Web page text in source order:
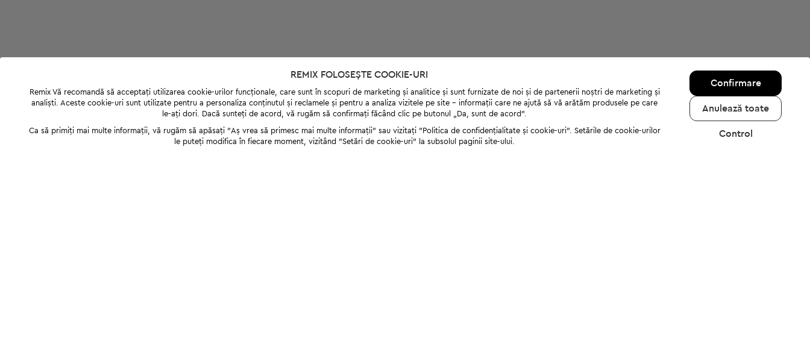
REMIX FOLOSEȘTE COOKIE-URI
Remix Vă recomandă să acceptați utilizarea cookie-urilor funcționale, care sunt în scopuri de marketing și analitice și sunt furnizate de noi și de partenerii noștri de marketing și
analiști. Aceste cookie-uri sunt utilizate pentru a personaliza conținutul și reclamele și pentru a analiza vizitele pe site - informații care ne ajută să vă arătăm produsele pe care
le-ați dori. Dacă sunteți de acord, vă rugăm să confirmați făcând clic pe butonul „Da, sunt de acord”.
Ca să primiți mai multe informații, vă rugăm să apăsați "Аș vrea să primesc mai multe informații" sau vizitați "Politica de confidențialitate și cookie-uri". Setările de cookie-urilor
le puteți modifica în fiecare moment, vizitând "Setări de cookie-uri" la subsolul paginii site-ului.
Confirmare
Anulează toate
Control